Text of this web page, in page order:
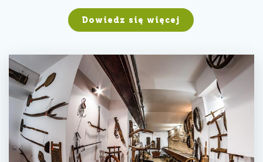
Dowiedz się więcej